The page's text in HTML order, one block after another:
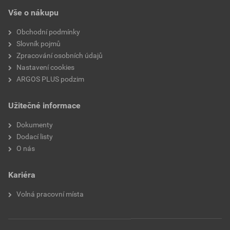
Vše o nákupu
Obchodní podmínky
Slovník pojmů
Zpracování osobních údajů
Nastavení cookies
ARGOS PLUS podzim
Užitečné informace
Dokumenty
Dodací listy
O nás
Kariéra
Volná pracovní místa